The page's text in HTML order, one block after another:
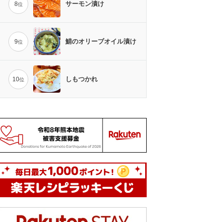
8位 サーモン漬け
9位 鯖のオリーブオイル漬け
10位 しもつかれ